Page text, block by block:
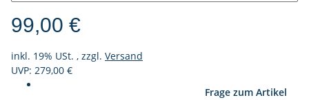
99,00 €
inkl. 19% USt. , zzgl. Versand
UVP: 279,00 €
Frage zum Artikel